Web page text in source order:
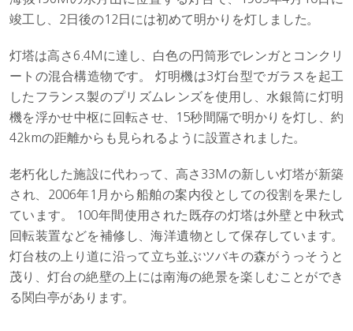
竣工し、2日後の12日には初めて明かりを灯しました。
灯塔は高さ6.4Mに達し、白色の円筒形でレンガとコンクリ
ートの混合構造物です。 灯明機は3灯台型でガラスを起工
したフランス製のプリズムレンズを使用し、水銀筒に灯明
機を浮かせ中枢に回転させ、15秒間隔で明かりを灯し、約
42kmの距離からも見られるように設置されました。
老朽化した施設に代わって、高さ33Mの新しい灯塔が新築
され、2006年1月から船舶の案内役としての役割を果たし
ています。 100年間使用された既存の灯塔は外壁と中秋式
回転装置などを補修し、海洋遺物として保存しています。
灯台枝の上り道に沿って立ち並ぶツバキの森がうっそうと
茂り、灯台の絶壁の上には南海の絶景を楽しむことができ
る関白亭があります。